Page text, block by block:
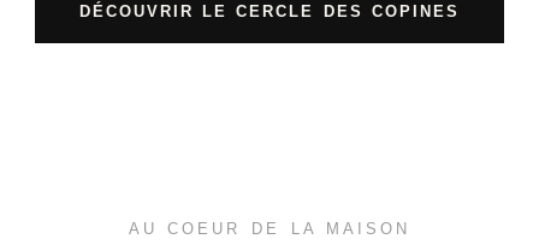
DÉCOUVRIR LE CERCLE DES COPINES
AU COEUR DE LA MAISON